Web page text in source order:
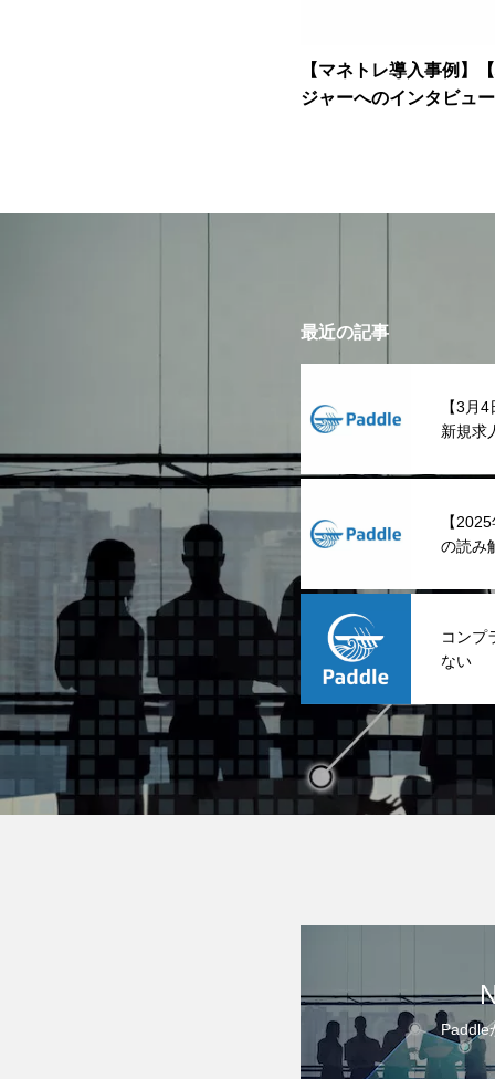
【マネトレ導入事例】
ジャーへのインタビュ
最近の記事
【3月
新規求
【
の読み
コンプ
ない
Paddle